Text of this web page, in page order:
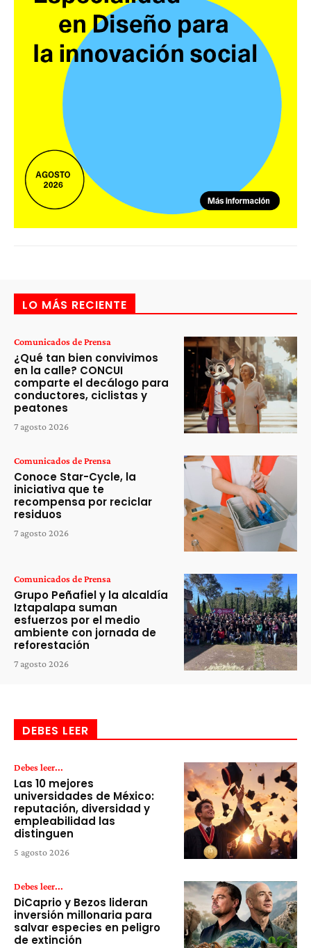
LO MÁS RECIENTE
Comunicados de Prensa
¿Qué tan bien convivimos
en la calle? CONCUI
comparte el decálogo para
conductores, ciclistas y
peatones
7 agosto 2026
Comunicados de Prensa
Conoce Star-Cycle, la
iniciativa que te
recompensa por reciclar
residuos
7 agosto 2026
Comunicados de Prensa
Grupo Peñafiel y la alcaldía
Iztapalapa suman
esfuerzos por el medio
ambiente con jornada de
reforestación
7 agosto 2026
DEBES LEER
Debes leer...
Las 10 mejores
universidades de México:
reputación, diversidad y
empleabilidad las
distinguen
5 agosto 2026
Debes leer...
DiCaprio y Bezos lideran
inversión millonaria para
salvar especies en peligro
de extinción